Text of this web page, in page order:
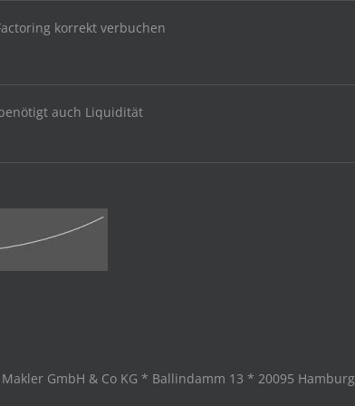
korrekt verbuchen
auch Liquidität
GmbH & Co KG * Ballindamm 13 * 20095 Hamburg